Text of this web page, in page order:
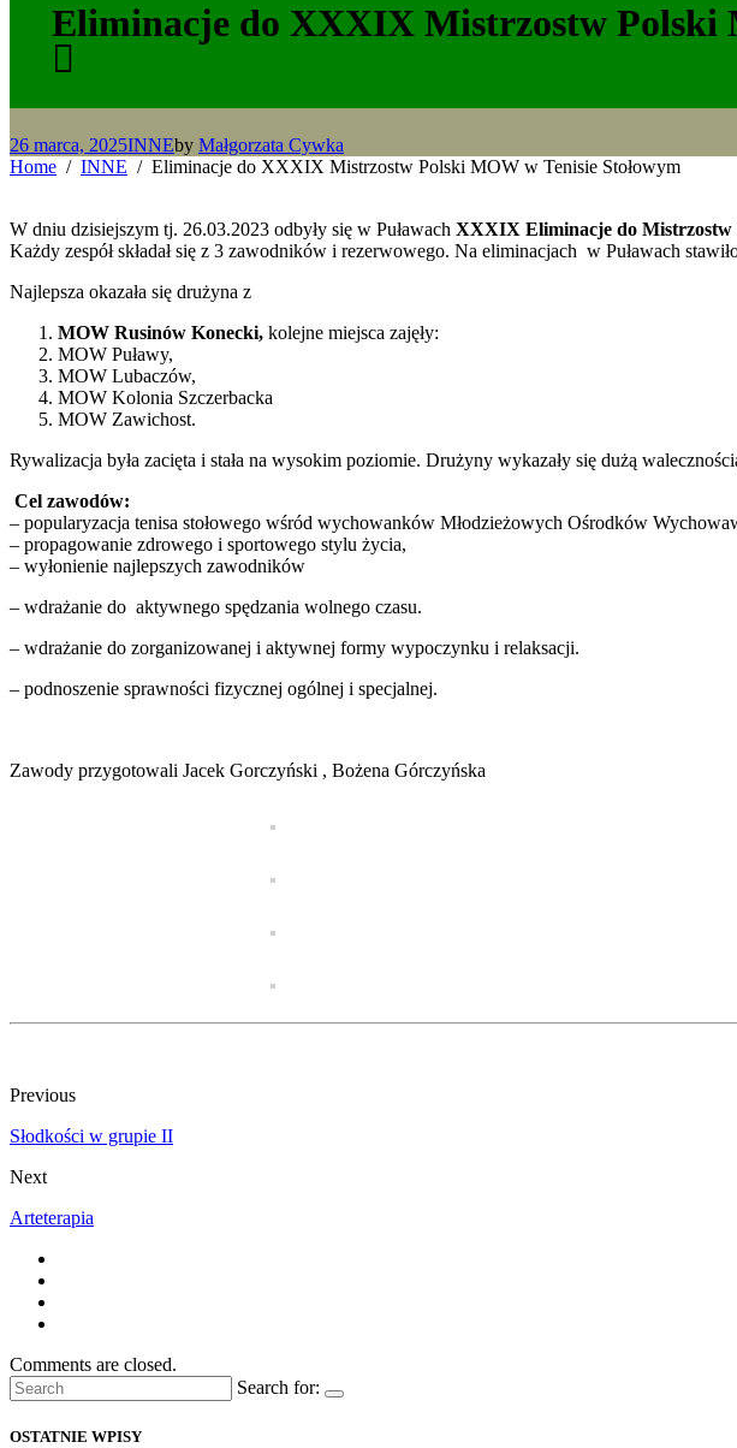
Eliminacje do XXXIX Mistrzostw Polski
26 marca, 2025INNEby Małgorzata Cywka
Home
INNE Eliminacje do XXXIX Mistrzostw Polski MOW w Tenisie Stołowym
W dniu dzisiejszym tj. 26.03.2023 odbyły się w Puławach XXXIX Eliminacje do Mistrzostw
Każdy zespół składał się z 3 zawodników i rezerwowego. Na eliminacjach w Puławach
Najlepsza okazała się drużyna z
MOW Rusinów Konecki, kolejne miejsca zajęły:
MOW Puławy,
MOW Lubaczów,
MOW Kolonia Szczerbacka
MOW Zawichost.
Rywalizacja była zacięta i stała na wysokim poziomie. Drużyny wykazały się dużą
Cel zawodów:
– popularyzacja tenisa stołowego wśród wychowanków Młodzieżowych Ośrodków
– propagowanie zdrowego i sportowego stylu życia,
– wyłonienie najlepszych zawodników
– wdrażanie do aktywnego spędzania wolnego czasu.
– wdrażanie do zorganizowanej i aktywnej formy wypoczynku i relaksacji.
– podnoszenie sprawności fizycznej ogólnej i specjalnej.
Zawody przygotowali Jacek Gorczyński , Bożena Górczyńska
Previous
Słodkości w grupie II
Next
Arteterapia
Comments are closed.
Search for:
OSTATNIE WPISY